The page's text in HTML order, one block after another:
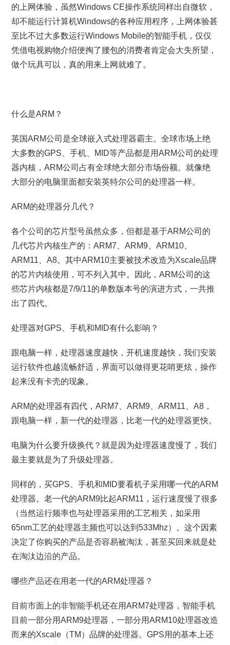
的上网体验，虽然Windows CE操作系统同样出自微软，
却不能运行计算机Windows的各种应用程序，上网体验甚
至比不过大多数运行Windows Mobile的智能手机，仅仅
凭借电视购物介绍便掏了腰包的消费者肯定会大失所望，
做个玩具可以，真的用来上网就难了。
什么是ARM？
英国ARM公司是全球嵌入式处理器霸主。全球市场上绝
大多数的GPS、手机、MID等产品都是用ARM公司的处理
器内核，ARM公司占有全球绝大部分市场份额。就像绝
大部分的电脑里面都安装英特尔公司的处理器一样。
ARM的处理器分几代？
各个公司的芯片型号虽然众多，但都是基于ARM公司的
几代芯片内核生产的：ARM7、ARM9、ARM10、
ARM11、A8。其中ARM10主要被技术改造为Xscale品牌
的芯片内核使用，可不列入其中。因此，ARM公司的这
些芯片内核都是7/9/11的单数版本号的演进方式，一共推
出了四代。
处理器对GPS、手机和MID有什么影响？
跟电脑一样，处理器速度越快，开机速度越快，我们安装
运行软件也越流畅舒适，界面可以做得更花哨更炫，操作
起来没有卡壳的现象。
ARM的处理器有四代，ARM7、ARM9、ARM11、A8，
跟电脑一样，新一代的处理器，比老一代的处理器更快。
电脑为什么要升级换代？就是因为处理器速度慢了，我们
最主要就是为了升级处理器。
同样的，买GPS、手机和MID要看机子采用哪一代的ARM
处理器。老一代的ARM9比起ARM11，运行速度慢了很多
（当然运行频率也与处理器采用的工艺相关，如采用
65nm工艺的处理器主频也可以达到533Mhz）。这个因素
决定了你购买的产品是否容易被淘汰，甚至买回来就是处
在淘汰边沿的产品。
哪些产品还在用老一代的ARM处理器？
目前市面上的非智能手机还在用ARM7处理器，智能手机
目前一部分用ARM9处理器，一部分用ARM10处理器改造
而来的Xscale（TM）品牌的处理器。GPS用的基本上还